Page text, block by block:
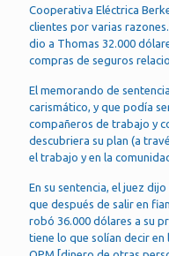
Cooperativa Eléctrica
clientes por varias
dio a Thomas 32.000
compras de seguros
El memorando de
carismático, y que podía
compañeros de trabajo y
descubriera su plan (a
el trabajo y en la
En su sentencia, el juez
que después de salir en
robó 36.000 dólares a su
tiene lo que solían decir en